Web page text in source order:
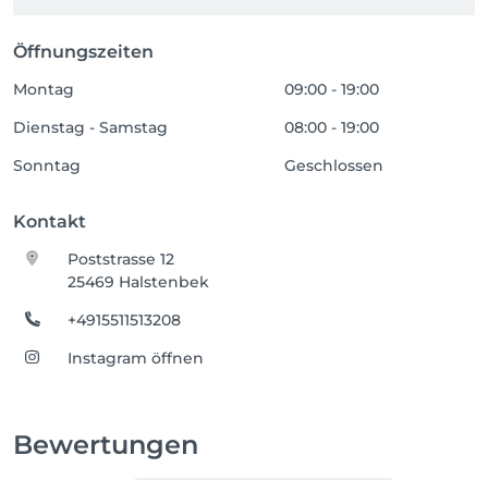
Öffnungszeiten
Montag
09:00 - 19:00
Dienstag - Samstag
08:00 - 19:00
Sonntag
Geschlossen
Kontakt
Poststrasse 12
25469 Halstenbek
+4915511513208
Instagram öffnen
Bewertungen